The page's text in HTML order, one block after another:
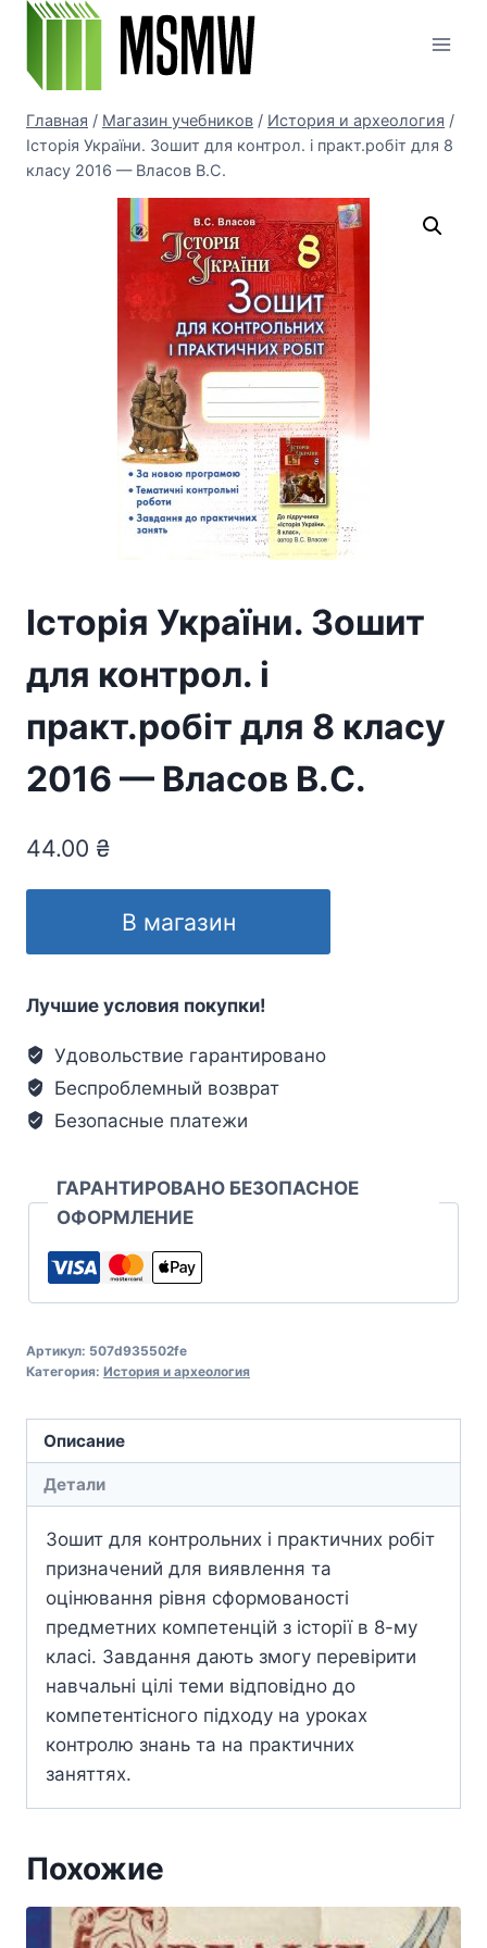
Перейти
содержимому
Главная / Магазин учебников / История и археология /
Історія України. Зошит для контрол. і практ.робіт для 8
класу 2016 — Власов В.С.
Історія України. Зошит
для контрол. і
практ.робіт для 8 класу
2016 — Власов В.С.
44.00 ₴
В магазин
Лучшие условия покупки!
Удовольствие гарантировано
Беспроблемный возврат
Безопасные платежи
ГАРАНТИРОВАНО БЕЗОПАСНОЕ
ОФОРМЛЕНИЕ
Артикул: 507d935502fe
Категория: История и археология
Описание
Детали
Зошит для контрольних і практичних робіт
призначений для виявлення та
оцінювання рівня сформованості
предметних компетенцій з історії в 8-му
класі. Завдання дають змогу перевірити
навчальні цілі теми відповідно до
компетентісного підходу на уроках
контролю знань та на практичних
заняттях.
Похожие